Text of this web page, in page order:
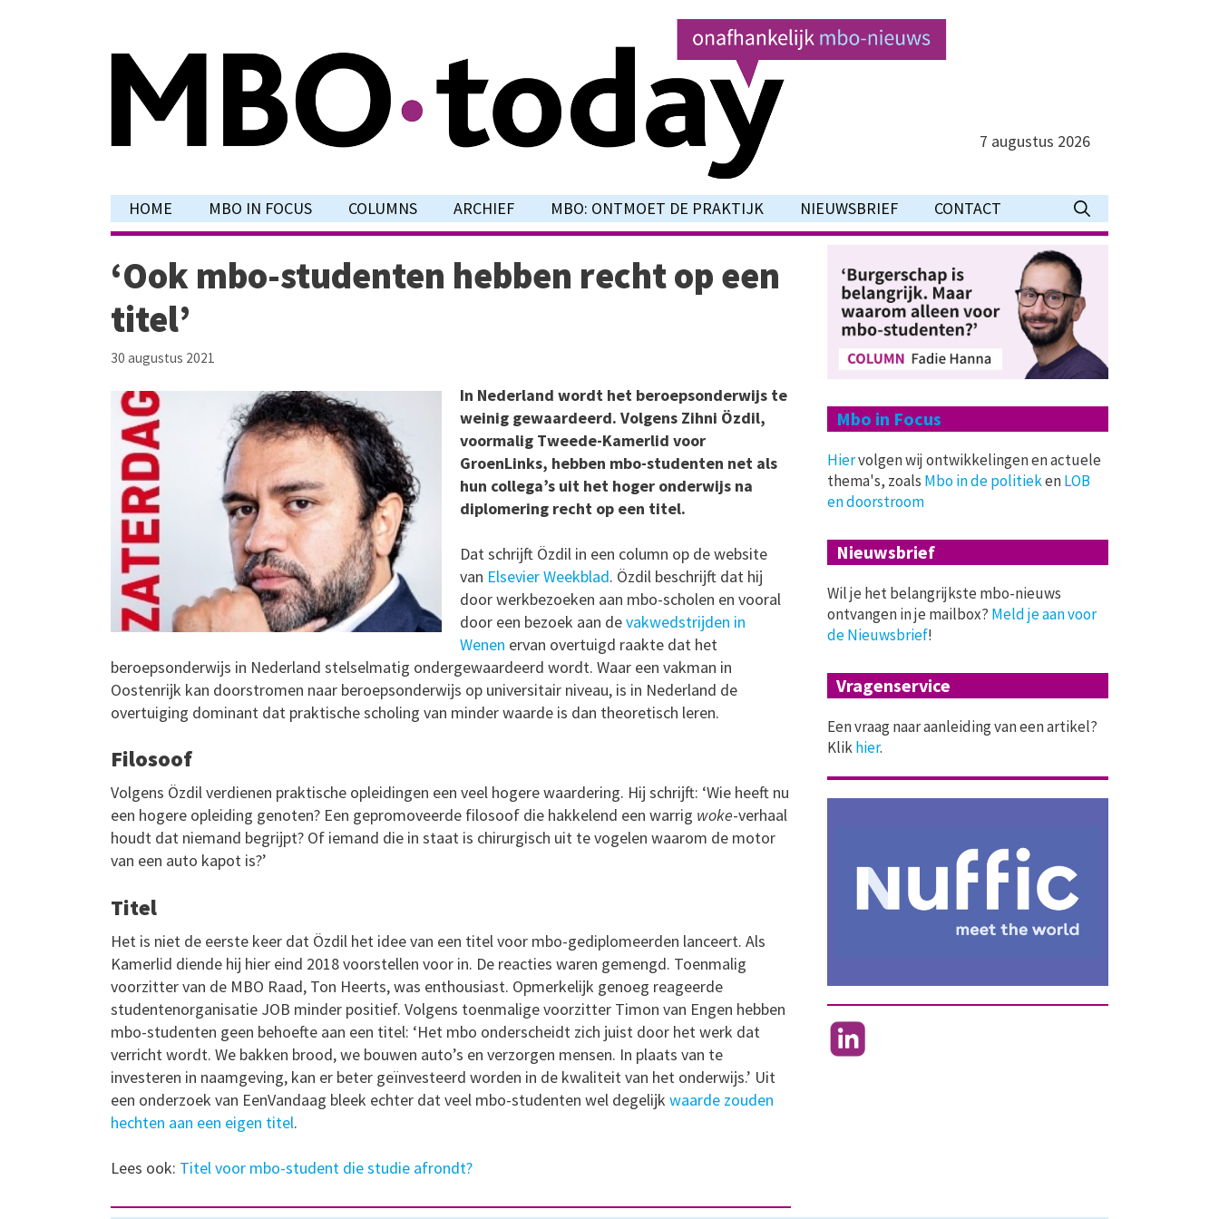
7 augustus 2026
HOME MBO IN FOCUS COLUMNS ARCHIEF MBO: ONTMOET DE PRAKTIJK NIEUWSBRIEF CONTACT
‘Ook mbo-studenten hebben recht op een
titel’
30 augustus 2021
In Nederland wordt het beroepsonderwijs te
weinig gewaardeerd. Volgens Zihni Özdil,
voormalig Tweede-Kamerlid voor
GroenLinks, hebben mbo-studenten net als
hun collega’s uit het hoger onderwijs na
diplomering recht op een titel.
Dat schrijft Özdil in een column op de website
van Elsevier Weekblad. Özdil beschrijft dat hij
door werkbezoeken aan mbo-scholen en vooral
door een bezoek aan devakwedstrijden in
Wenen ervan overtuigd raakte dat het
beroepsonderwijs in Nederland stelselmatig ondergewaardeerd wordt. Waar een vakman in
Oostenrijk kan doorstromen naar beroepsonderwijs op universitair niveau, is in Nederland de
overtuiging dominant dat praktische scholing van minder waarde is dan theoretisch leren.
Filosoof
Volgens Özdil verdienen praktische opleidingen een veel hogere waardering. Hij schrijft: ‘Wie heeft nu
een hogere opleiding genoten? Een gepromoveerde filosoof die hakkelend een warrig woke-verhaal
houdt dat niemand begrijpt? Of iemand die in staat is chirurgisch uit te vogelen waarom de motor
van een auto kapot is?’
Titel
Het is niet de eerste keer dat Özdil het idee van een titel voor mbo-gediplomeerden lanceert. Als
Kamerlid diende hij hier eind 2018 voorstellen voor in. De reacties waren gemengd. Toenmalig
voorzitter van de MBO Raad, Ton Heerts, was enthousiast. Opmerkelijk genoeg reageerde
studentenorganisatie JOB minder positief. Volgens toenmalige voorzitter Timon van Engen hebben
mbo-studenten geen behoefte aan een titel: ‘Het mbo onderscheidt zich juist door het werk dat
verricht wordt. We bakken brood, we bouwen auto’s en verzorgen mensen. In plaats van te
investeren in naamgeving, kan er beter geïnvesteerd worden in de kwaliteit van het onderwijs.’ Uit
een onderzoek van EenVandaag bleek echter dat veel mbo-studenten wel degelijk waarde zouden
hechten aan een eigen titel.
Lees ook: Titel voor mbo-student die studie afrondt?
Mbo in Focus
Hiervolgen wij ontwikkelingen en actuele
thema's, zoals Mbo in de politiekenLOB
en doorstroom
Nieuwsbrief
Wil je het belangrijkste mbo-nieuws
ontvangen in je mailbox? Meld je aan voor
de Nieuwsbrief!
Vragenservice
Een vraag naar aanleiding van een artikel?
Klikhier.